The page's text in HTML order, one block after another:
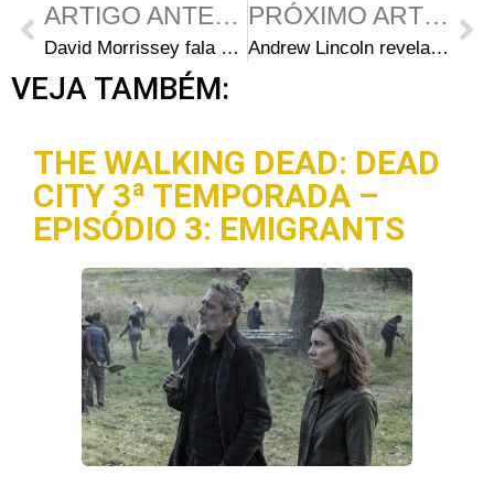
ARTIGO ANTERIOR
David Morrissey fala sobre o destino do Governador: “Ele teve o que mereceu”
PRÓXIMO ARTIGO
Andrew Lincoln revela: “O episódio mais controverso da série ainda está por vir”
VEJA TAMBÉM:
THE WALKING DEAD: DEAD
CITY 3ª TEMPORADA –
EPISÓDIO 3: EMIGRANTS